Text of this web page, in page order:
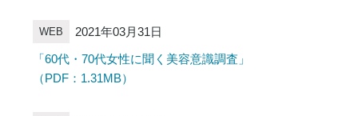
WEB 2021年03月31日
「60代・70代女性に聞く美容意識調査」
（PDF：1.31MB）